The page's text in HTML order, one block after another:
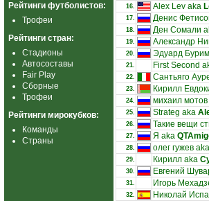
Рейтинги футболистов:
Трофеи
Рейтинги стран:
Стадионы
Автосоставы
Fair Play
Сборные
Трофеи
Рейтинги мирокубков:
Команды
Страны
16. Alex Lev aka
17. Денис
18. Ден Сомали
19. Александр
20. Эдуард
21. First Second
22. Сантьяго
23. Кирилл
24. михаил
25. Strateg aka
26. Такие вещи
27. Я aka
28. олег гужев aka
29. Кирилл aka
30. Евгений
31. Игорь
32. Николай